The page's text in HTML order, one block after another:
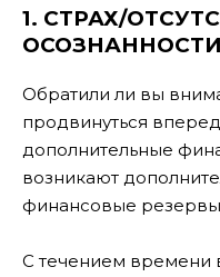
1. СТРАХ/
ОСОЗНАННОСТИ
Обратили ли вы
продвинуться
дополнительные
возникают
финансовые резервы
С течением времени